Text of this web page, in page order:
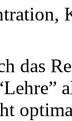
das